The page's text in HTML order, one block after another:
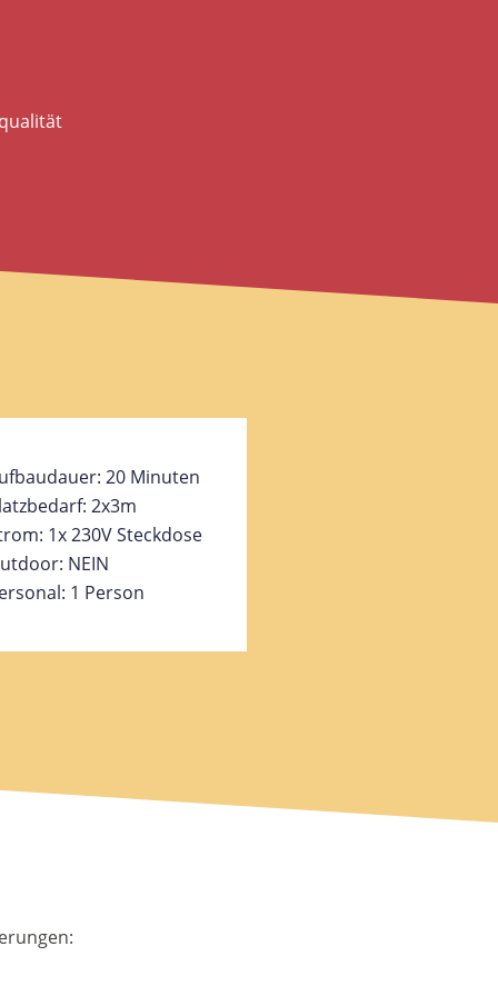
20 Minuten
2x3m
1x 230V Steckdose
NEIN
1 Person